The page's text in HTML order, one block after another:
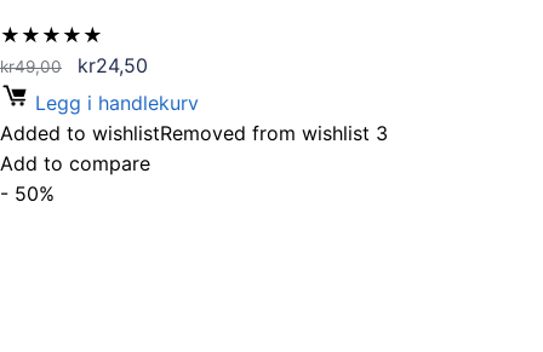
★ ★ ★ ★ ★
kr49,00
Opprinnelig
pris
var:
kr49,00.
kr24,50
pris
er:
kr24,50.
Legg i handlekurv
Added to wishlistRemoved from wishlist 3
Add to compare
- 50%